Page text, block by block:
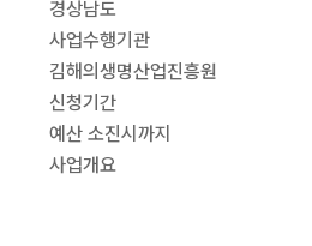
경상남도
사업수행기관
김해의생명산업진흥원
신청기간
예산 소진시까지
사업개요